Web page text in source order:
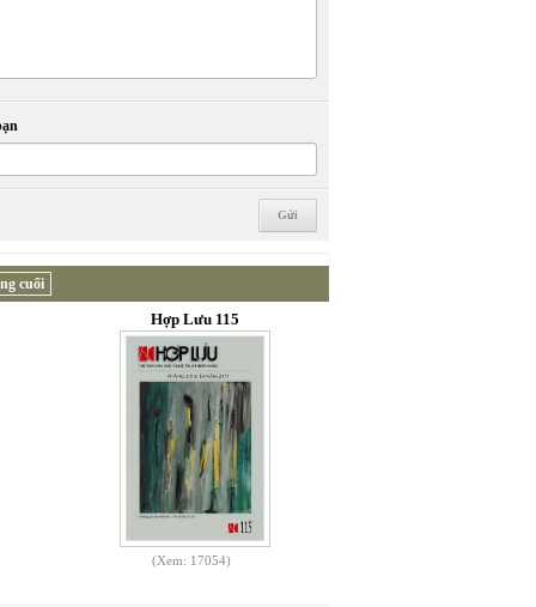
cuối
Hợp Lưu 115
(Xem: 17054)